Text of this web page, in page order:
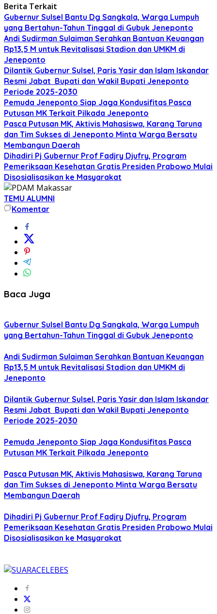
Berita Terkait
Gubernur Sulsel Bantu Dg Sangkala, Warga Lumpuh
yang Bertahun-Tahun Tinggal di Gubuk Jeneponto
Andi Sudirman Sulaiman Serahkan Bantuan Keuangan
Rp13,5 M untuk Revitalisasi Stadion dan UMKM di
Jeneponto
Dilantik Gubernur Sulsel, Paris Yasir dan Islam Iskandar
Resmi Jabat Bupati dan Wakil Bupati Jeneponto
Periode 2025-2030
Pemuda Jeneponto Siap Jaga Kondusifitas Pasca
Putusan MK Terkait Pilkada Jeneponto
Pasca Putusan MK, Aktivis Mahasiswa, Karang Taruna
dan Tim Sukses di Jeneponto Minta Warga Bersatu
Membangun Daerah
Dihadiri Pj Gubernur Prof Fadjry Djufry, Program
Pemeriksaan Kesehatan Gratis Presiden Prabowo Mulai
Disosialisasikan ke Masyarakat
TEMU ALUMNI
Komentar
Baca Juga
Gubernur Sulsel Bantu Dg Sangkala, Warga Lumpuh
yang Bertahun-Tahun Tinggal di Gubuk Jeneponto
Andi Sudirman Sulaiman Serahkan Bantuan Keuangan
Rp13,5 M untuk Revitalisasi Stadion dan UMKM di
Jeneponto
Dilantik Gubernur Sulsel, Paris Yasir dan Islam Iskandar
Resmi Jabat Bupati dan Wakil Bupati Jeneponto
Periode 2025-2030
Pemuda Jeneponto Siap Jaga Kondusifitas Pasca
Putusan MK Terkait Pilkada Jeneponto
Pasca Putusan MK, Aktivis Mahasiswa, Karang Taruna
dan Tim Sukses di Jeneponto Minta Warga Bersatu
Membangun Daerah
Dihadiri Pj Gubernur Prof Fadjry Djufry, Program
Pemeriksaan Kesehatan Gratis Presiden Prabowo Mulai
Disosialisasikan ke Masyarakat